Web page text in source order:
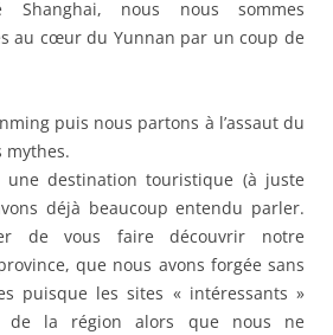
nous nous sommes
au cœur du Yunnan par un coup de
puis nous partons à l’assaut du
mythes.
destination touristique (à juste
déjà beaucoup entendu parler.
de vous faire découvrir notre
que nous avons forgée sans
puisque les sites « intéressants »
la région alors que nous ne